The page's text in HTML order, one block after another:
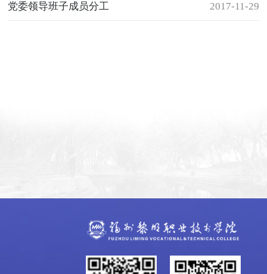
党委领导班子成员分工 2017-11-29